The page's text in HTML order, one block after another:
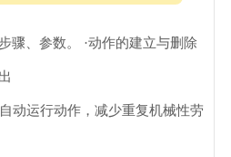
骤、参数。 ·动作的建立与删除
动运行动作，减少重复机械性劳